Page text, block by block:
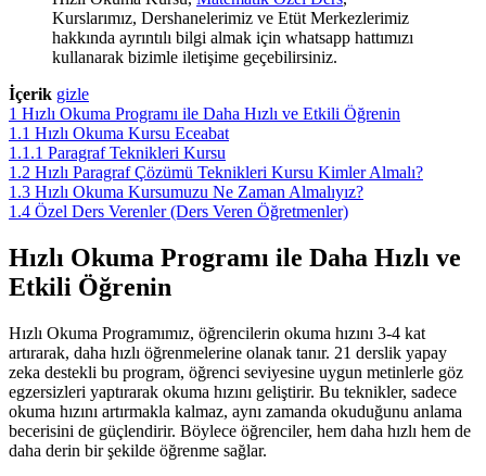
Kurslarımız, Dershanelerimiz ve Etüt Merkezlerimiz
hakkında ayrıntılı bilgi almak için whatsapp hattımızı
kullanarak bizimle iletişime geçebilirsiniz.
İçerik gizle
1 Hızlı Okuma Programı ile Daha Hızlı ve Etkili Öğrenin
1.1 Hızlı Okuma Kursu Eceabat
1.1.1 Paragraf Teknikleri Kursu
1.2 Hızlı Paragraf Çözümü Teknikleri Kursu Kimler Almalı?
1.3 Hızlı Okuma Kursumuzu Ne Zaman Almalıyız?
1.4 Özel Ders Verenler (Ders Veren Öğretmenler)
Hızlı Okuma Programı ile Daha Hızlı ve
Etkili Öğrenin
Hızlı Okuma Programımız, öğrencilerin okuma hızını 3-4 kat
artırarak, daha hızlı öğrenmelerine olanak tanır. 21 derslik yapay
zeka destekli bu program, öğrenci seviyesine uygun metinlerle göz
egzersizleri yaptırarak okuma hızını geliştirir. Bu teknikler, sadece
okuma hızını artırmakla kalmaz, aynı zamanda okuduğunu anlama
becerisini de güçlendirir. Böylece öğrenciler, hem daha hızlı hem de
daha derin bir şekilde öğrenme sağlar.